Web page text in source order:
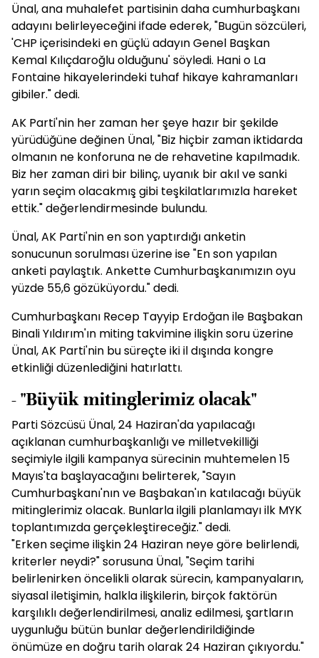
Ünal, ana muhalefet partisinin daha cumhurbaşkanı
adayını belirleyeceğini ifade ederek, "Bugün sözcüleri,
'CHP içerisindeki en güçlü adayın Genel Başkan
Kemal Kılıçdaroğlu olduğunu' söyledi. Hani o La
Fontaine hikayelerindeki tuhaf hikaye kahramanları
gibiler." dedi.
AK Parti'nin her zaman her şeye hazır bir şekilde
yürüdüğüne değinen Ünal, "Biz hiçbir zaman iktidarda
olmanın ne konforuna ne de rehavetine kapılmadık.
Biz her zaman diri bir bilinç, uyanık bir akıl ve sanki
yarın seçim olacakmış gibi teşkilatlarımızla hareket
ettik." değerlendirmesinde bulundu.
Ünal, AK Parti'nin en son yaptırdığı anketin
sonucunun sorulması üzerine ise "En son yapılan
anketi paylaştık. Ankette Cumhurbaşkanımızın oyu
yüzde 55,6 gözüküyordu." dedi.
Cumhurbaşkanı Recep Tayyip Erdoğan ile Başbakan
Binali Yıldırım'ın miting takvimine ilişkin soru üzerine
Ünal, AK Parti'nin bu süreçte iki il dışında kongre
etkinliği düzenlediğini hatırlattı.
- "Büyük mitinglerimiz olacak"
Parti Sözcüsü Ünal, 24 Haziran'da yapılacağı
açıklanan cumhurbaşkanlığı ve milletvekilliği
seçimiyle ilgili kampanya sürecinin muhtemelen 15
Mayıs'ta başlayacağını belirterek, "Sayın
Cumhurbaşkanı'nın ve Başbakan'ın katılacağı büyük
mitinglerimiz olacak. Bunlarla ilgili planlamayı ilk MYK
toplantımızda gerçekleştireceğiz." dedi.
"Erken seçime ilişkin 24 Haziran neye göre belirlendi,
kriterler neydi?" sorusuna Ünal, "Seçim tarihi
belirlenirken öncelikli olarak sürecin, kampanyaların,
siyasal iletişimin, halkla ilişkilerin, birçok faktörün
karşılıklı değerlendirilmesi, analiz edilmesi, şartların
uygunluğu bütün bunlar değerlendirildiğinde
önümüze en doğru tarih olarak 24 Haziran çıkıyordu."